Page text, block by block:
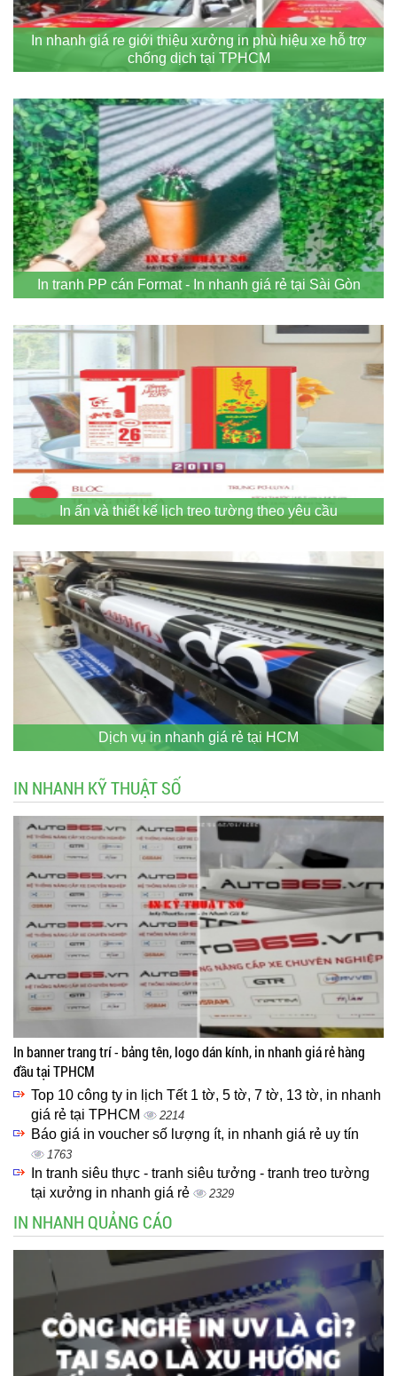
In nhanh giá re giới thiệu xưởng in phù hiệu xe hỗ trợ
chống dịch tại TPHCM
In tranh PP cán Format - In nhanh giá rẻ tại Sài Gòn
In ấn và thiết kế lịch treo tường theo yêu cầu
Dịch vụ in nhanh giá rẻ tại HCM
IN NHANH KỸ THUẬT SỐ
In banner trang trí - bảng tên, logo dán kính, in nhanh giá rẻ hàng
đầu tại TPHCM
Top 10 công ty in lịch Tết 1 tờ, 5 tờ, 7 tờ, 13 tờ, in nhanh
giá rẻ tại TPHCM
2214
Báo giá in voucher số lượng ít, in nhanh giá rẻ uy tín
1763
In tranh siêu thực - tranh siêu tưởng - tranh treo tường
tại xưởng in nhanh giá rẻ
2329
IN NHANH QUẢNG CÁO